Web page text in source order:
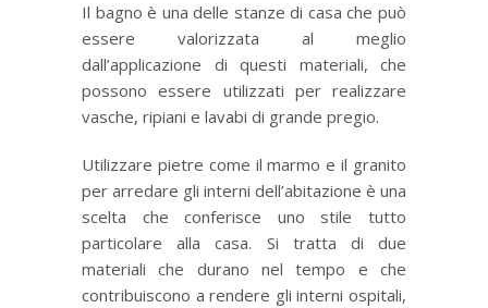
Il bagno è una delle stanze di casa che può
essere valorizzata al meglio
dall’applicazione di questi materiali, che
possono essere utilizzati per realizzare
vasche, ripiani e lavabi di grande pregio.
Utilizzare pietre come il marmo e il granito
per arredare gli interni dell’abitazione è una
scelta che conferisce uno stile tutto
particolare alla casa. Si tratta di due
materiali che durano nel tempo e che
contribuiscono a rendere gli interni ospitali,